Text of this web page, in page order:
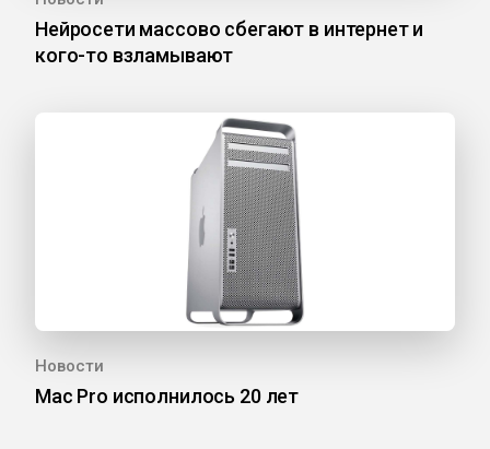
Нейросети массово сбегают в интернет и
кого-то взламывают
Новости
Mac Pro исполнилось 20 лет